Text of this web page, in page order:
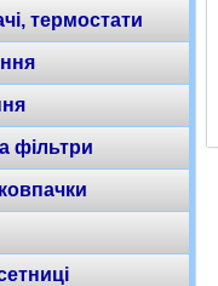
термостати
фільтри